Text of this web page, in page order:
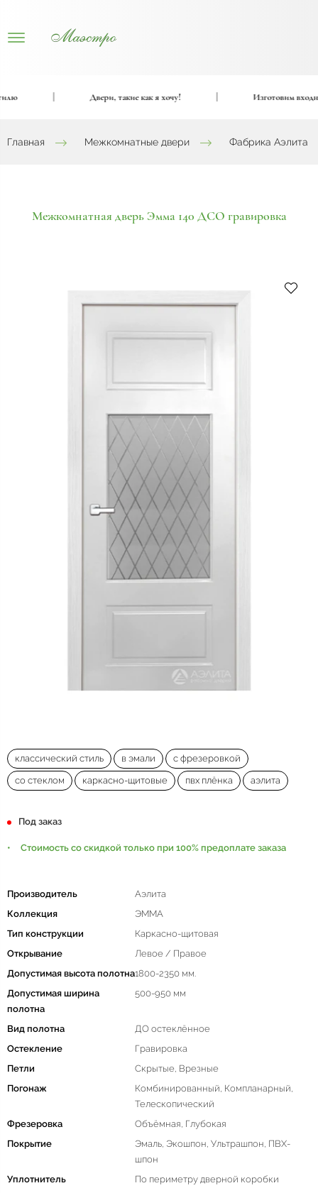
Двери, такие как я хочу! Изготовим
Главная Межкомнатные двери Фабрика Аэлита
Межкомнатная дверь Эмма 140 ДСО гравировка
классический стиль в эмали с фрезеровкой
со стеклом каркасно-щитовые пвх плёнка аэлита
Под заказ
Стоимость со скидкой только при 100% предоплате заказа
Производитель
Аэлита
Коллекция
ЭММА
Тип конструкции
Каркасно-щитовая
Открывание
Левое / Правое
Допустимая высота полотна1800-2350 мм.
Допустимая ширина
полотна
500-950 мм
Вид полотна
ДО остеклённое
Остекление
Гравировка
Петли
Скрытые, Врезные
Погонаж
Комбинированный, Компланарный,
Телескопический
Фрезеровка
Объёмная, Глубокая
Покрытие
Эмаль, Экошпон, Ультрашпон, ПВХ-
шпон
Уплотнитель
По периметру дверной коробки